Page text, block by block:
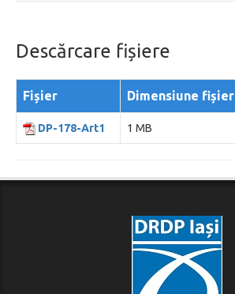
Descărcare fișiere
Fișier Dimensiune fișier
DP-178-Art1 1 MB